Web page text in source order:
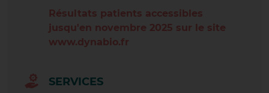
SAINT-ÉTIENNE-DE-SAINT-
SAINT-JEAN-DE-SOUDAIN
Résultats patients accessibles
jusqu'en novembre 2025 sur le site
www.dynabio.fr
SERVICES